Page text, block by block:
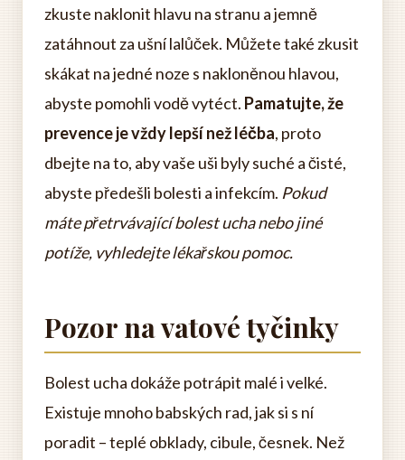
zkuste naklonit hlavu na stranu a jemně
zatáhnout za ušní lalůček. Můžete také zkusit
skákat na jedné noze s nakloněnou hlavou,
abyste pomohli vodě vytéct. Pamatujte, že
prevence je vždy lepší než léčba, proto
dbejte na to, aby vaše uši byly suché a čisté,
abyste předešli bolesti a infekcím. Pokud
máte přetrvávající bolest ucha nebo jiné
potíže, vyhledejte lékařskou pomoc.
Pozor na vatové tyčinky
Bolest ucha dokáže potrápit malé i velké.
Existuje mnoho babských rad, jak si s ní
poradit – teplé obklady, cibule, česnek. Než